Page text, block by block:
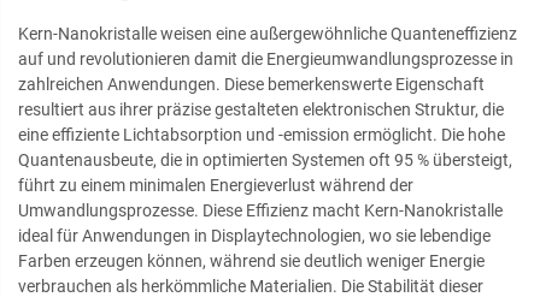
Kern-Nanokristalle weisen eine außergewöhnliche Quanteneffizienz
auf und revolutionieren damit die Energieumwandlungsprozesse in
zahlreichen Anwendungen. Diese bemerkenswerte Eigenschaft
resultiert aus ihrer präzise gestalteten elektronischen Struktur, die
eine effiziente Lichtabsorption und -emission ermöglicht. Die hohe
Quantenausbeute, die in optimierten Systemen oft 95 % übersteigt,
führt zu einem minimalen Energieverlust während der
Umwandlungsprozesse. Diese Effizienz macht Kern-Nanokristalle
ideal für Anwendungen in Displaytechnologien, wo sie lebendige
Farben erzeugen können, während sie deutlich weniger Energie
verbrauchen als herkömmliche Materialien. Die Stabilität dieser